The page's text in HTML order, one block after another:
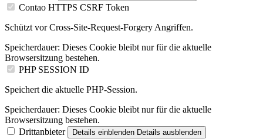
Contao HTTPS CSRF Token
Schützt vor Cross-Site-Request-Forgery Angriffen.
Speicherdauer: Dieses Cookie bleibt nur für die aktuelle
Browsersitzung bestehen.
PHP SESSION ID
Speichert die aktuelle PHP-Session.
Speicherdauer: Dieses Cookie bleibt nur für die aktuelle
Browsersitzung bestehen.
Drittanbieter
Details einblenden Details ausblenden